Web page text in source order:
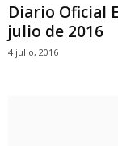
Diario Oficial
julio de 2016
4 julio, 2016